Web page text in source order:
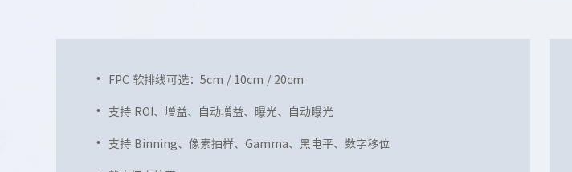
FPC 软排线可选： 5cm / 10cm / 20cm
支持 ROI、增益、自动增益、曝光、自动曝光
支持 Binning、像素抽样、Gamma、黑电平、数字移位